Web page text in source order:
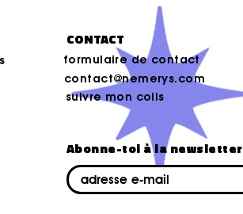
CONTACT
formulaire de contact
contact@nemerys.com
suivre mon colis
Abonne-toi à la newsletter